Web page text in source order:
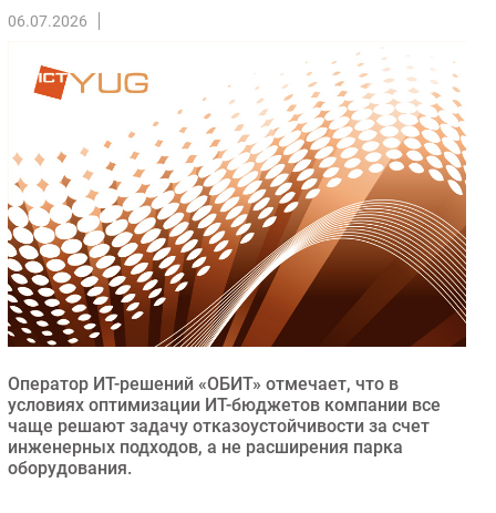
Рынок ПК
Торговые сети
Оборудование
Outsourcing
Кадры
Регулирование
Финансы
Web
Безопасность
Инновации
CIO/Управление ИТ
Гаджеты
Здоровье
06.07.2026
Оператор ИТ-решений «ОБИТ» отмечает, что в
условиях оптимизации ИТ-бюджетов компании все
чаще решают задачу отказоустойчивости за счет
инженерных подходов, а не расширения парка
оборудования.